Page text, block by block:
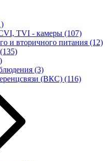
TVI - камеры (107)
и вторичного питания (12)
(135)
(3)
(ВКС) (116)